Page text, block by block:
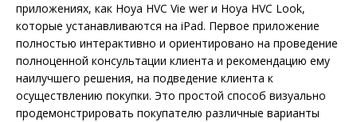
приложениях, как Hoya HVC Vie wer и Hoya HVC Look,
которые устанавливаются на iPad. Первое приложение
полностью интерактивно и ориентировано на проведение
полноценной консультации клиента и рекомендацию ему
наилучшего решения, на подведение клиента к
осуществлению покупки. Это простой способ визуально
продемонстрировать покупателю различные варианты